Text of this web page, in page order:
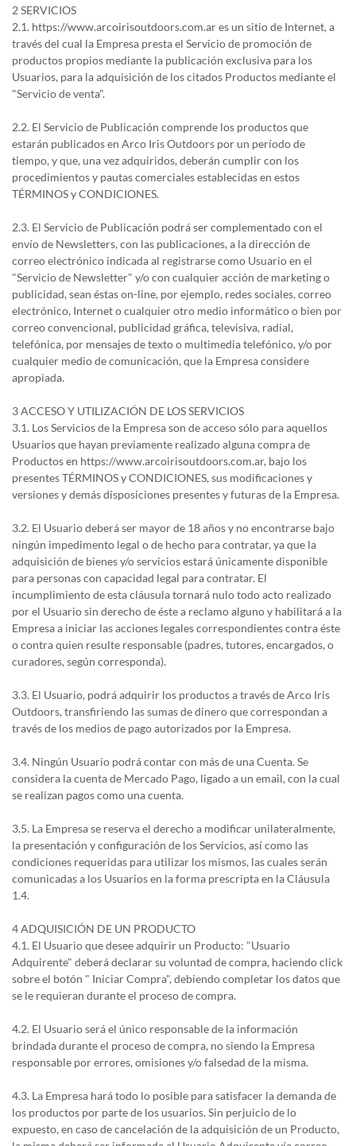
2 SERVICIOS
2.1. https://www.arcoirisoutdoors.com.ar es un sitio de Internet, a
través del cual la Empresa presta el Servicio de promoción de
productos propios mediante la publicación exclusiva para los
Usuarios, para la adquisición de los citados Productos mediante el
"Servicio de venta".
2.2. El Servicio de Publicación comprende los productos que
estarán publicados en Arco Iris Outdoors por un período de
tiempo, y que, una vez adquiridos, deberán cumplir con los
procedimientos y pautas comerciales establecidas en estos
TÉRMINOS y CONDICIONES.
2.3. El Servicio de Publicación podrá ser complementado con el
envío de Newsletters, con las publicaciones, a la dirección de
correo electrónico indicada al registrarse como Usuario en el
"Servicio de Newsletter" y/o con cualquier acción de marketing o
publicidad, sean éstas on-line, por ejemplo, redes sociales, correo
electrónico, Internet o cualquier otro medio informático o bien por
correo convencional, publicidad gráfica, televisiva, radial,
telefónica, por mensajes de texto o multimedia telefónico, y/o por
cualquier medio de comunicación, que la Empresa considere
apropiada.
3 ACCESO Y UTILIZACIÓN DE LOS SERVICIOS
3.1. Los Servicios de la Empresa son de acceso sólo para aquellos
Usuarios que hayan previamente realizado alguna compra de
Productos en https://www.arcoirisoutdoors.com.ar, bajo los
presentes TÉRMINOS y CONDICIONES, sus modificaciones y
versiones y demás disposiciones presentes y futuras de la Empresa.
3.2. El Usuario deberá ser mayor de 18 años y no encontrarse bajo
ningún impedimento legal o de hecho para contratar, ya que la
adquisición de bienes y/o servicios estará únicamente disponible
para personas con capacidad legal para contratar. El
incumplimiento de esta cláusula tornará nulo todo acto realizado
por el Usuario sin derecho de éste a reclamo alguno y habilitará a la
Empresa a iniciar las acciones legales correspondientes contra éste
o contra quien resulte responsable (padres, tutores, encargados, o
curadores, según corresponda).
3.3. El Usuario, podrá adquirir los productos a través de Arco Iris
Outdoors, transfiriendo las sumas de dinero que correspondan a
través de los medios de pago autorizados por la Empresa.
3.4. Ningún Usuario podrá contar con más de una Cuenta. Se
considera la cuenta de Mercado Pago, ligado a un email, con la cual
se realizan pagos como una cuenta.
3.5. La Empresa se reserva el derecho a modificar unilateralmente,
la presentación y configuración de los Servicios, así como las
condiciones requeridas para utilizar los mismos, las cuales serán
comunicadas a los Usuarios en la forma prescripta en la Cláusula
1.4.
4 ADQUISICIÓN DE UN PRODUCTO
4.1. El Usuario que desee adquirir un Producto: "Usuario
Adquirente" deberá declarar su voluntad de compra, haciendo click
sobre el botón " Iniciar Compra", debiendo completar los datos que
se le requieran durante el proceso de compra.
4.2. El Usuario será el único responsable de la información
brindada durante el proceso de compra, no siendo la Empresa
responsable por errores, omisiones y/o falsedad de la misma.
4.3. La Empresa hará todo lo posible para satisfacer la demanda de
los productos por parte de los usuarios. Sin perjuicio de lo
expuesto, en caso de cancelación de la adquisición de un Producto,